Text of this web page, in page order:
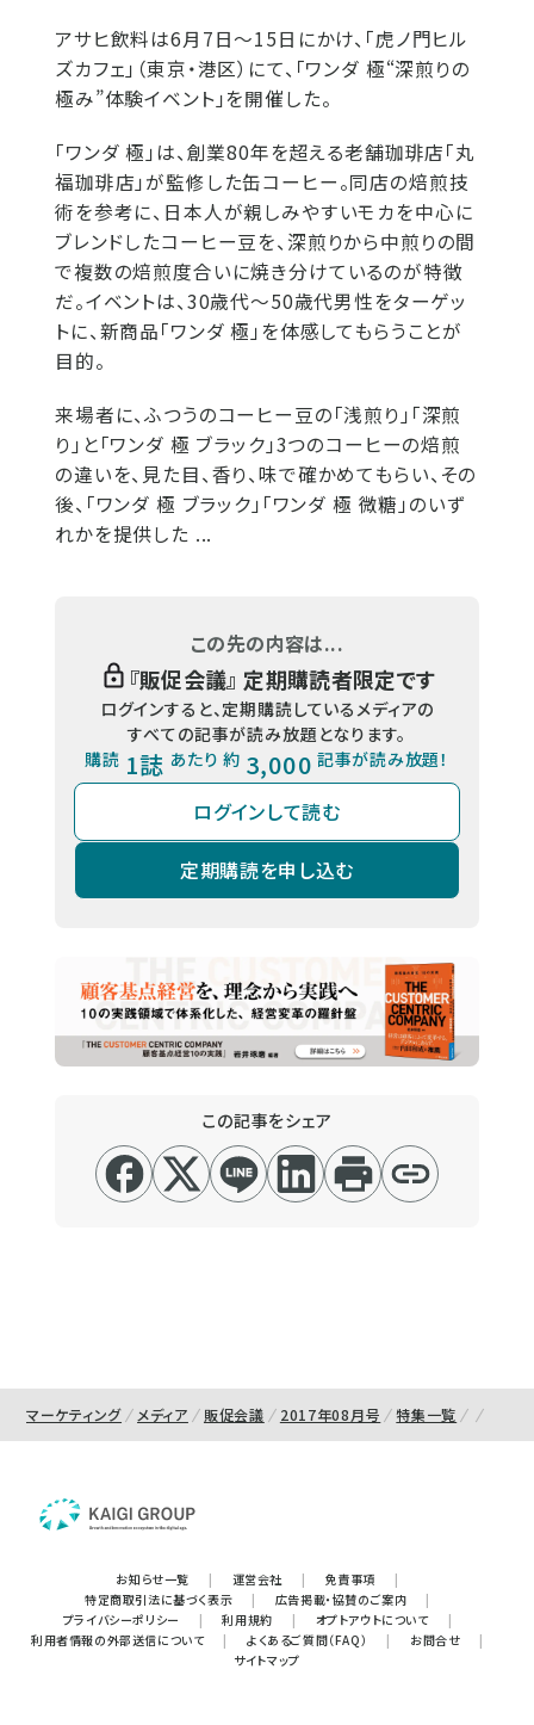
アサヒ飲料は6月7日～15日にかけ、「虎ノ門ヒル
ズカフェ」（東京・港区）にて、「ワンダ 極“深煎りの
極み”体験イベント」を開催した。
「ワンダ 極」は、創業80年を超える老舗珈琲店「丸
福珈琲店」が監修した缶コーヒー。同店の焙煎技
術を参考に、日本人が親しみやすいモカを中心に
ブレンドしたコーヒー豆を、深煎りから中煎りの間
で複数の焙煎度合いに焼き分けているのが特徴
だ。イベントは、30歳代～50歳代男性をターゲッ
トに、新商品「ワンダ 極」を体感してもらうことが
目的。
来場者に、ふつうのコーヒー豆の「浅煎り」「深煎
り」と「ワンダ 極 ブラック」3つのコーヒーの焙煎
の違いを、見た目、香り、味で確かめてもらい、その
後、「ワンダ 極 ブラック」「ワンダ 極 微糖」のいず
れかを提供した ...
この先の内容は...
『販促会議』 定期購読者限定です
ログインすると、定期購読しているメディアの
すべての記事が読み放題となります。
購読 1誌 あたり 約 3,000 記事が読み放題！
ログインして読む
定期購読を申し込む
この記事をシェア
マーケティング メディア 販促会議 2017年08月号 特集一覧
お知らせ一覧 | 運営会社 | 免責事項
|
特定商取引法に基づく表示
| 広告掲載・協賛のご案内
|
プライバシーポリシー
| 利用規約 | オプトアウトについて
|
利用者情報の外部送信について
| よくあるご質問（FAQ） | お問合せ
|
サイトマップ